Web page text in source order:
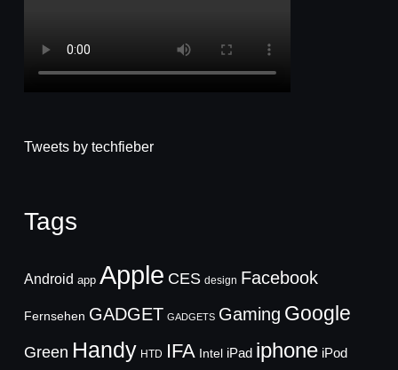
Tweets by techfieber
Tags
Android app Apple CES design Facebook
Fernsehen GADGET GADGETS Gaming Google
Green Handy HTD IFA Intel iPad iphone iPod